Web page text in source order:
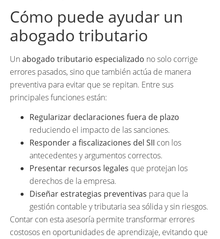
Cómo puede ayudar un
abogado tributario
Un abogado tributario especializado no solo corrige
errores pasados, sino que también actúa de manera
preventiva para evitar que se repitan. Entre sus
principales funciones están:
Regularizar declaraciones fuera de plazo
reduciendo el impacto de las sanciones.
Responder a fiscalizaciones del SII con los
antecedentes y argumentos correctos.
Presentar recursos legales que protejan los
derechos de la empresa.
Diseñar estrategias preventivas para que la
gestión contable y tributaria sea sólida y sin riesgos.
Contar con esta asesoría permite transformar errores
costosos en oportunidades de aprendizaje, evitando que